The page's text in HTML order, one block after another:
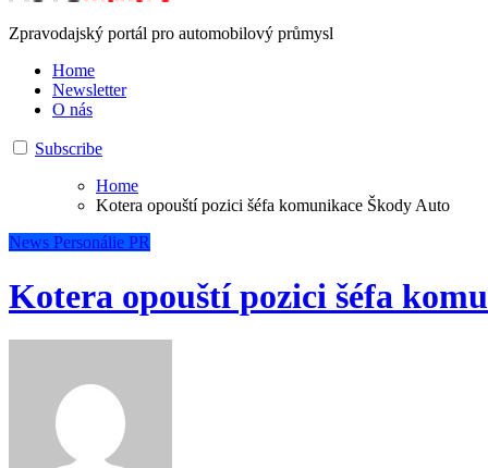
Zpravodajský portál pro automobilový průmysl
Home
Newsletter
O nás
Subscribe
Home
Kotera opouští pozici šéfa komunikace Škody Auto
News Personálie PR
Kotera opouští pozici šéfa